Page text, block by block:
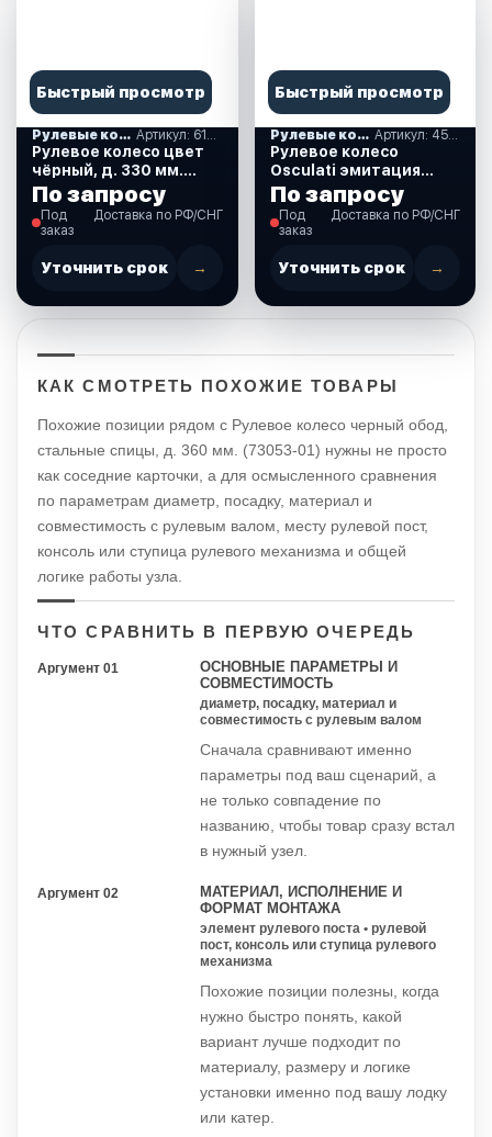
Быстрый просмотр
Рулевые колеса, спиннеры Артикул: 613041
Рулевое колесо цвет
чёрный, д. 330 мм.
(613041)
По запросу
Под
заказ
Доставка по РФ/СНГ
Уточнить срок →
Быстрый просмотр
Рулевые колеса, спиннеры Артикул: 45-171-35
Рулевое колесо
Osculati эмитация
кожи, цвет черный, д.
350 мм. (45-171-35)
По запросу
Под
заказ
Доставка по РФ/СНГ
Уточнить срок →
КАК СМОТРЕТЬ ПОХОЖИЕ ТОВАРЫ
Похожие позиции рядом с Рулевое колесо черный обод,
стальные спицы, д. 360 мм. (73053-01) нужны не просто
как соседние карточки, а для осмысленного сравнения
по параметрам диаметр, посадку, материал и
совместимость с рулевым валом, месту рулевой пост,
консоль или ступица рулевого механизма и общей
логике работы узла.
ЧТО СРАВНИТЬ В ПЕРВУЮ ОЧЕРЕДЬ
Аргумент 01
ОСНОВНЫЕ ПАРАМЕТРЫ И
СОВМЕСТИМОСТЬ
диаметр, посадку, материал и
совместимость с рулевым валом
Сначала сравнивают именно
параметры под ваш сценарий, а
не только совпадение по
названию, чтобы товар сразу встал
в нужный узел.
Аргумент 02
МАТЕРИАЛ, ИСПОЛНЕНИЕ И
ФОРМАТ МОНТАЖА
элемент рулевого поста • рулевой
пост, консоль или ступица рулевого
механизма
Похожие позиции полезны, когда
нужно быстро понять, какой
вариант лучше подходит по
материалу, размеру и логике
установки именно под вашу лодку
или катер.